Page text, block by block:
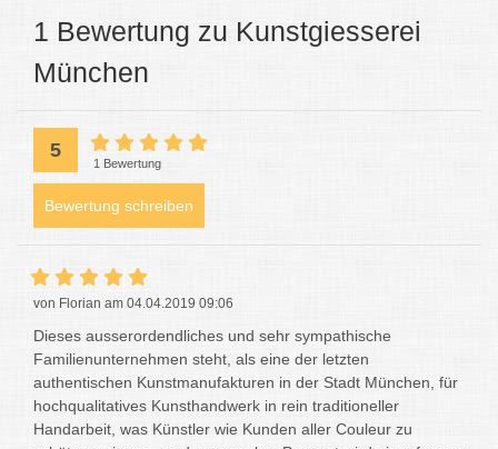
1 Bewertung zu Kunstgiesserei
München
5
1 Bewertung
Bewertung schreiben
von Florian am 04.04.2019 09:06
Dieses ausserordendliches und sehr sympathische
Familienunternehmen steht, als eine der letzten
authentischen Kunstmanufakturen in der Stadt München, für
hochqualitatives Kunsthandwerk in rein traditioneller
Handarbeit, was Künstler wie Kunden aller Couleur zu